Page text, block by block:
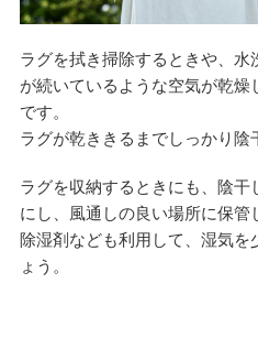
ラグを拭き掃除するときや、
が続いているような空気が乾燥
です。
ラグが乾ききるまでしっかり陰
ラグを収納するときにも、陰干
にし、風通しの良い場所に保管
除湿剤なども利用して、湿気を
ょう。